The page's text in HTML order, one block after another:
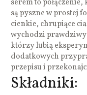
serem to
są pyszne w prostej
cienkie, chrupiące
wychodzi
którzy lubią
dodatkowych
przepisu i
Składniki: